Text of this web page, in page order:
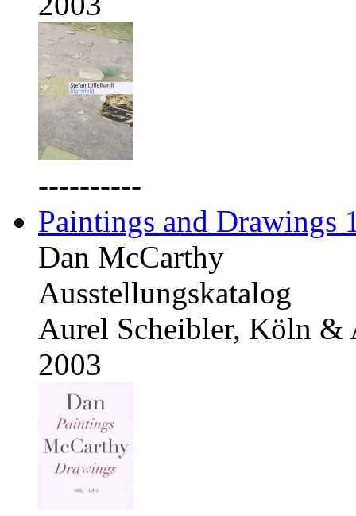
----------
Paintings and Drawings
Dan McCarthy
Ausstellungskatalog
Aurel Scheibler, Köln &
2003